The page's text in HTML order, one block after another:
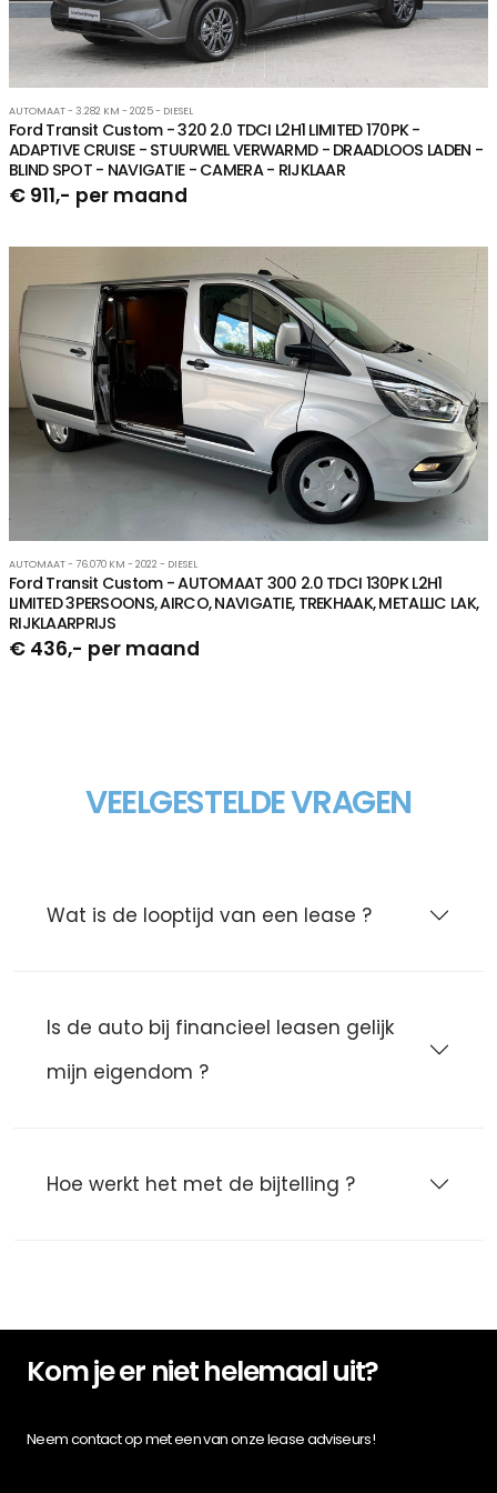
AUTOMAAT - 3.282 KM - 2025 - DIESEL
Ford Transit Custom - 320 2.0 TDCI L2H1 LIMITED 170PK -
ADAPTIVE CRUISE - STUURWIEL VERWARMD - DRAADLOOS LADEN -
BLIND SPOT - NAVIGATIE - CAMERA - RIJKLAAR
€ 911,- per maand
AUTOMAAT - 76.070 KM - 2022 - DIESEL
Ford Transit Custom - AUTOMAAT 300 2.0 TDCI 130PK L2H1
LIMITED 3PERSOONS, AIRCO, NAVIGATIE, TREKHAAK, METALLIC LAK,
RIJKLAARPRIJS
€ 436,- per maand
VEELGESTELDE VRAGEN
Wat is de looptijd van een lease ?
Is de auto bij financieel leasen gelijk
mijn eigendom ?
Hoe werkt het met de bijtelling ?
Kom je er niet helemaal uit?
Neem contact op met een van onze lease adviseurs!